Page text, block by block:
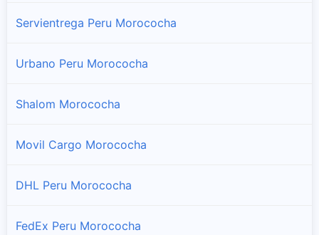
Servientrega Peru Morococha
Urbano Peru Morococha
Shalom Morococha
Movil Cargo Morococha
DHL Peru Morococha
FedEx Peru Morococha